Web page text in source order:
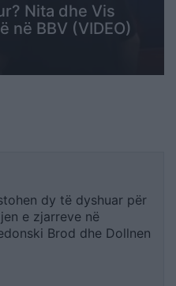
Nita dhe Vis
në BBV (VIDEO)
dy të dyshuar për
e zjarreve në
Brod dhe Dollnen